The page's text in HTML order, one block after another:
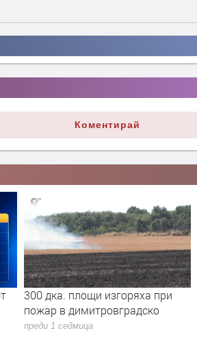
Коментирай
Община Крумовград подпомага
огнеборците в малките
населени места с пожарни